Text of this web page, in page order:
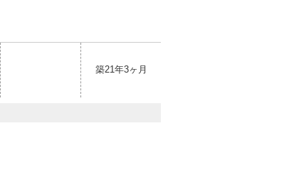
築21年3ヶ月